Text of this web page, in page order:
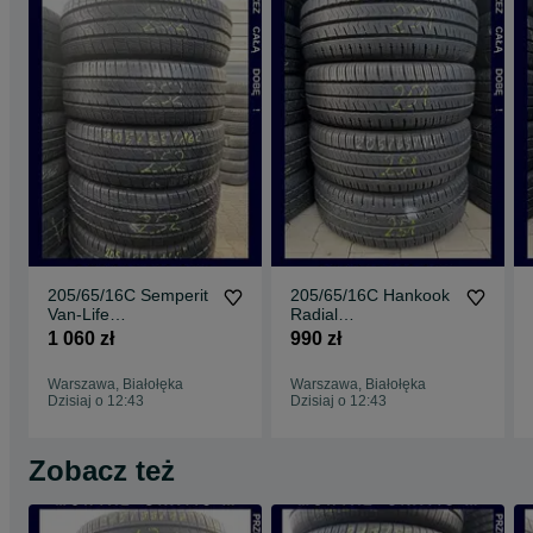
205/65/16C Semperit
Van-Life
2_8,2mm_4szt_(252)
1 060 zł
Warszawa, Białołęka
Dzisiaj o 12:43
205/65/16C Hankook
Radial
RA28_8,2mm_4szt_(
990 zł
Warszawa, Białołęka
Dzisiaj o 12:43
Zobacz też